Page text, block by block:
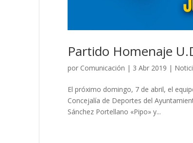
Partido Homenaje
por Comunicación | 3 Abr 2019 |
El próximo domingo, 7 de abril, el
Concejalía de Deportes del
Sánchez Portellano «Pipo» y...